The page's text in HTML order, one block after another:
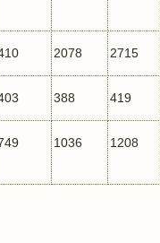
2078 2715
388 419
1036 1208